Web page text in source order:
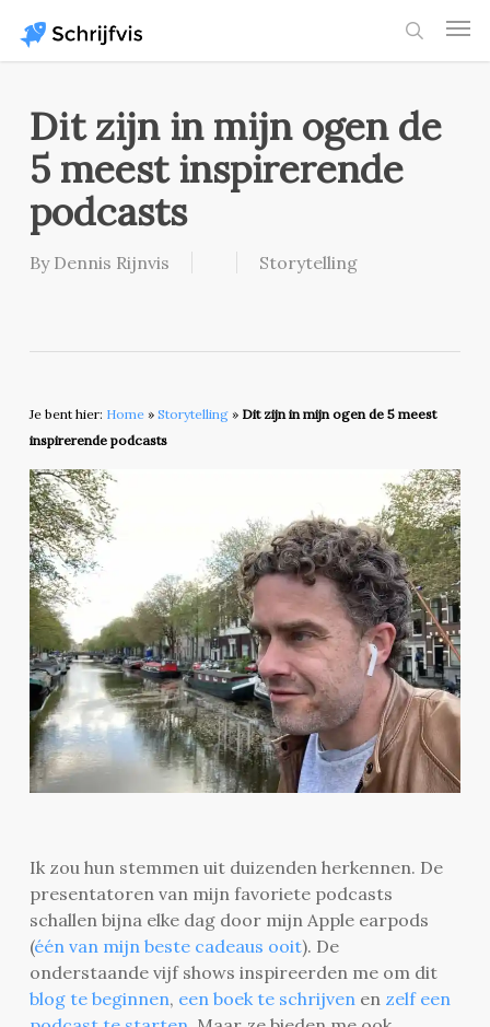
main
Dit zijn in mijn ogen de
5 meest inspirerende
podcasts
By Dennis Rijnvis Storytelling
Je bent hier: Home» Storytelling» Dit zijn in mijn ogen de 5 meest
inspirerende podcasts
Ik zou hun stemmen uit duizenden herkennen. De
presentatoren van mijn favoriete podcasts
schallen bijna elke dag door mijn Apple earpods
(één van mijn beste cadeaus ooit). De
onderstaande vijf shows inspireerden me om dit
blog te beginnen, een boek te schrijven en zelf een